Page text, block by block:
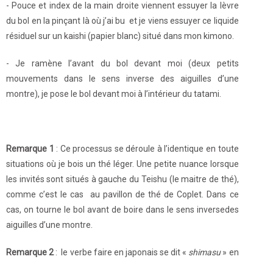
- Pouce et index de la main droite viennent essuyer la lèvre
du bol en la pinçant là où j’ai bu et je viens essuyer ce liquide
résiduel sur un kaishi (papier blanc) situé dans mon kimono.
- Je ramène l’avant du bol devant moi (deux petits
mouvements dans le sens inverse des aiguilles d’une
montre), je pose le bol devant moi à l’intérieur du tatami.
Remarque 1 : Ce processus se déroule à l’identique en toute
situations où je bois un thé léger. Une petite nuance lorsque
les invités sont situés à gauche du Teishu (le maitre de thé),
comme c’est le cas au pavillon de thé de Coplet. Dans ce
cas, on tourne le bol avant de boire dans le sens inversedes
aiguilles d’une montre.
Remarque 2: le verbe faire en japonais se dit « shimasu» en